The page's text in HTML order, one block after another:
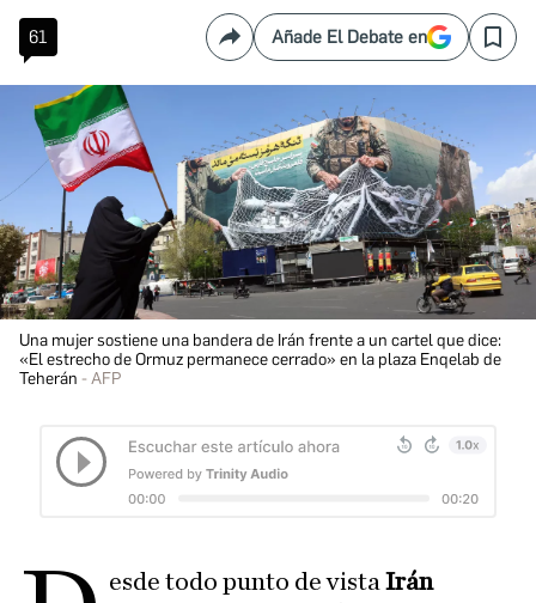
61 CompartirAñade El Debate en Save
Una mujer sostiene una bandera de Irán frente a un cartel que dice:
«El estrecho de Ormuz permanece cerrado» en la plaza Enqelab de
Teherán
AFP
esde todo punto de vistaIrán